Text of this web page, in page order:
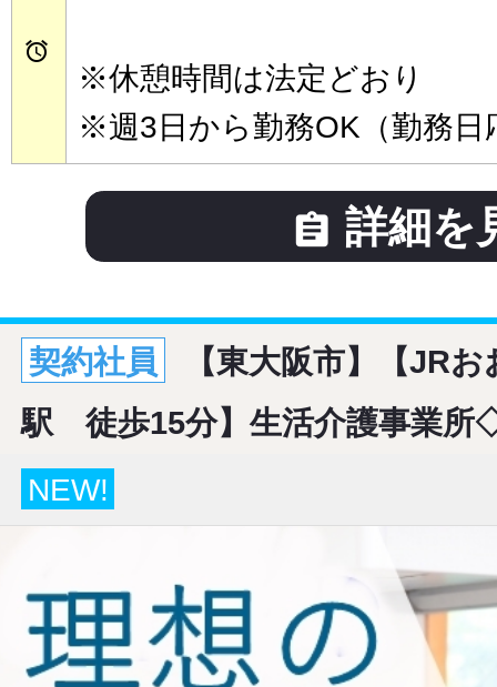

※休憩時間は法定どおり
※週3日から勤務OK（勤務日
 詳細を
契約社員
【東大阪市】【JR
駅 徒歩15分】生活介護事業所
NEW!